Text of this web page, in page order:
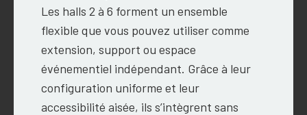
Les halls 2 à 6 forment un ensemble
flexible que vous pouvez utiliser comme
extension, support ou espace
événementiel indépendant. Grâce à leur
configuration uniforme et leur
accessibilité aisée, ils s’intègrent sans